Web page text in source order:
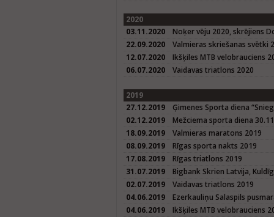
2020
03.11.2020
Noķer vēju 2020, skrējiens
22.09.2020
Valmieras skriešanas svētki
12.07.2020
Ikšķiles MTB velobrauciens
06.07.2020
Vaidavas triatlons 2020
2019
27.12.2019
Ģimenes Sporta diena
02.12.2019
Mežciema sporta diena
18.09.2019
Valmieras maratons 2019
08.09.2019
Rīgas sporta nakts 2019
17.08.2019
Rīgas triatlons 2019
31.07.2019
Bigbank Skrien Latvija,
02.07.2019
Vaidavas triatlons 2019
04.06.2019
Ezerkauliņu Salaspils
04.06.2019
Ikšķiles MTB velobrauciens